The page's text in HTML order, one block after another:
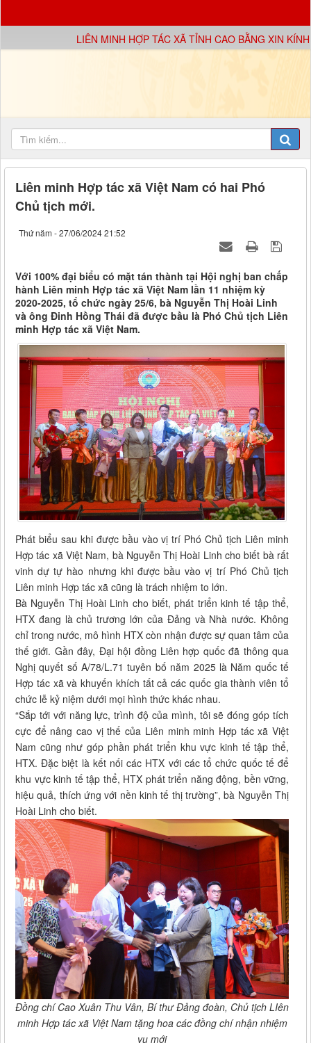
LIÊN MINH HỢP TÁC XÃ TỈNH CAO BẰNG XIN KÍNH
Liên minh Hợp tác xã Việt Nam có hai Phó
Chủ tịch mới.
Thứ năm - 27/06/2024 21:52
Với 100% đại biểu có mặt tán thành tại Hội nghị ban chấp
hành Liên minh Hợp tác xã Việt Nam lần 11 nhiệm kỳ
2020-2025, tổ chức ngày 25/6, bà Nguyễn Thị Hoài Linh
và ông Đinh Hồng Thái đã được bầu là Phó Chủ tịch Liên
minh Hợp tác xã Việt Nam.
Phát biểu sau khi được bầu vào vị trí Phó Chủ tịch Liên minh
Hợp tác xã Việt Nam, bà Nguyễn Thị Hoài Linh cho biết bà rất
vinh dự tự hào nhưng khi được bầu vào vị trí Phó Chủ tịch
Liên minh Hợp tác xã cũng là trách nhiệm to lớn.
Bà Nguyễn Thị Hoài Linh cho biết, phát triển kinh tế tập thể,
HTX đang là chủ trương lớn của Đảng và Nhà nước. Không
chỉ trong nước, mô hình HTX còn nhận được sự quan tâm của
thế giới. Gần đây, Đại hội đồng Liên hợp quốc đã thông qua
Nghị quyết số A/78/L.71 tuyên bố năm 2025 là Năm quốc tế
Hợp tác xã và khuyến khích tất cả các quốc gia thành viên tổ
chức lễ kỷ niệm dưới mọi hình thức khác nhau.
“Sắp tới với năng lực, trình độ của mình, tôi sẽ đóng góp tích
cực để nâng cao vị thế của Liên minh minh Hợp tác xã Việt
Nam cũng như góp phần phát triển khu vực kinh tế tập thể,
HTX. Đặc biệt là kết nối các HTX với các tổ chức quốc tế để
khu vực kinh tế tập thể, HTX phát triển năng động, bền vững,
hiệu quả, thích ứng với nền kinh tế thị trường”, bà Nguyễn Thị
Hoài Linh cho biết.
Đồng chí Cao Xuân Thu Vân, Bí thư Đảng đoàn, Chủ tịch LIên
minh Hợp tác xã Việt Nam tặng hoa các đồng chí nhận nhiệm
vụ mới